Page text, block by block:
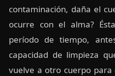
contaminación, daña el
ocurre con el alma?
período de tiempo,
capacidad de limpieza
vuelve a otro cuerpo